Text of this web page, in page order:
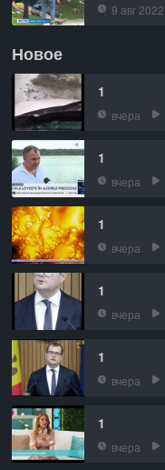
9 авг 2022
Новое
1
вчера
1
вчера
1
вчера
1
вчера
1
вчера
1
вчера